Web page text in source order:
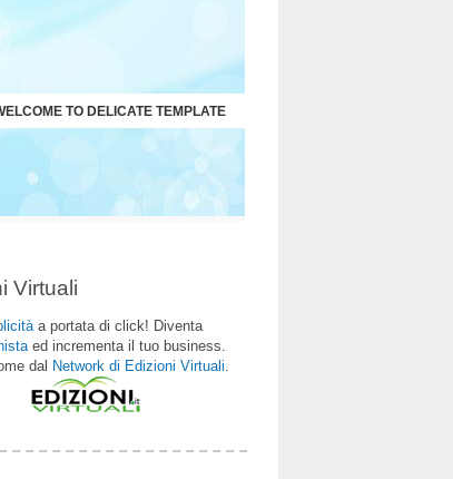
TO DELICATE TEMPLATE
Virtuali
a portata di click! Diventa
ed incrementa il tuo business.
dal Network di Edizioni Virtuali.